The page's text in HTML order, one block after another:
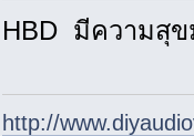
HBD มีความสุ
http://